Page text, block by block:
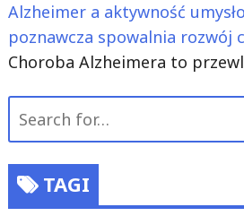
Alzheimer a aktywność
poznawcza spowalnia rozwój
Choroba Alzheimera to
for:
TAGI